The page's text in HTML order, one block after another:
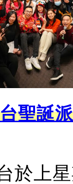
聖誕
於上